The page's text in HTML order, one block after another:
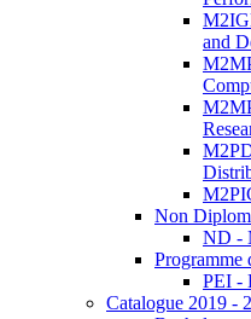
and
Non
ND -
Programme
PEI -
Catalogue 2019 -